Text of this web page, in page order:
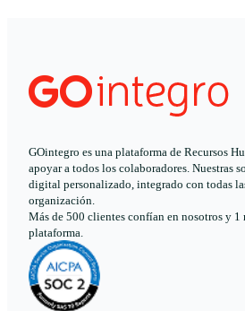
GOintegro es una plataforma de Recursos
apoyar a todos los colaboradores. Nuestras
digital personalizado, integrado con todas
organización.
Más de 500 clientes confían en nosotros y
plataforma.